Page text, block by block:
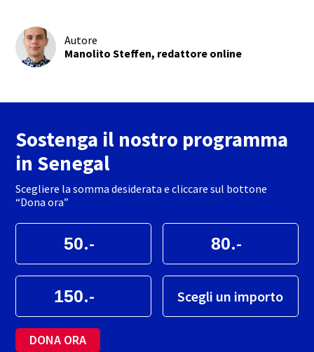
Autore
Manolito Steffen, redattore online
Sostenga il nostro programma
in Senegal
Scegliere la somma desiderata e cliccare sul bottone
“Dona ora”
.- .-
.- Scegli un importo
DONA ORA